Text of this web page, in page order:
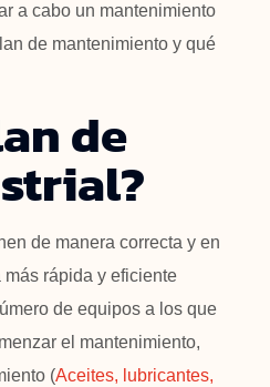
a cabo un mantenimiento
de mantenimiento y qué
de
de manera correcta y en
rápida y eficiente
de equipos a los que
el mantenimiento,
(Aceites, lubricantes,